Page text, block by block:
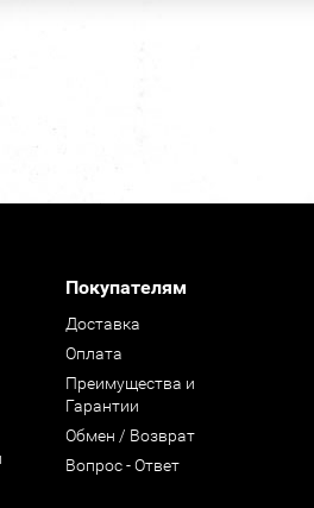
Покупателям
Доставка
Оплата
Преимущества и
Гарантии
Обмен / Возврат
Вопрос - Ответ